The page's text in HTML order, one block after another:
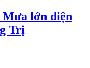
lớn diện
Trị